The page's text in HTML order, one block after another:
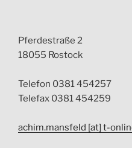
Pferdestraße 2
18055 Rostock
Telefon 0381 454257
Telefax 0381 454259
achim.mansfeld [at] t-